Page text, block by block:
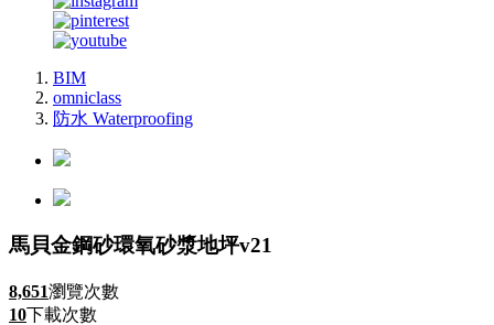
BIM
omniclass
防水 Waterproofing
馬貝金鋼砂環氧砂漿地坪v21
8,651瀏覽次數
10下載次數